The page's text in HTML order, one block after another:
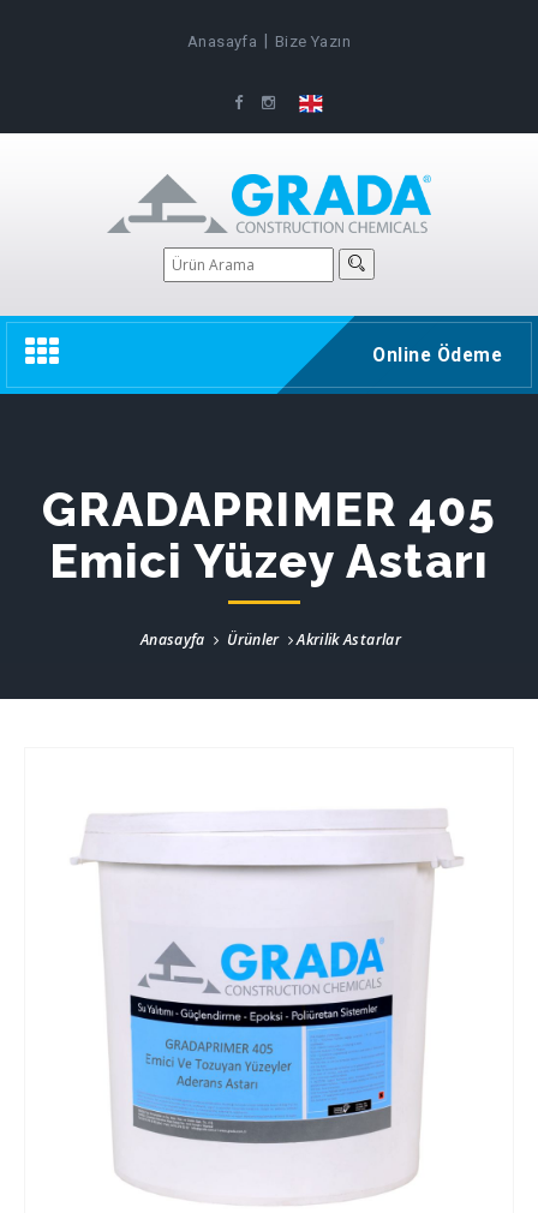
Anasayfa Bize Yazın
Toggle
navigation
Online Ödeme
GRADAPRIMER 405
Emici Yüzey Astarı
Anasayfa Ürünler Akrilik Astarlar